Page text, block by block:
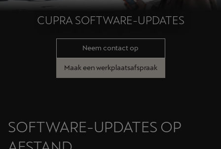
CUPRA SOFTWARE-UPDATES
Neem contact op
Maak een werkplaatsafspraak
SOFTWARE-UPDATES OP